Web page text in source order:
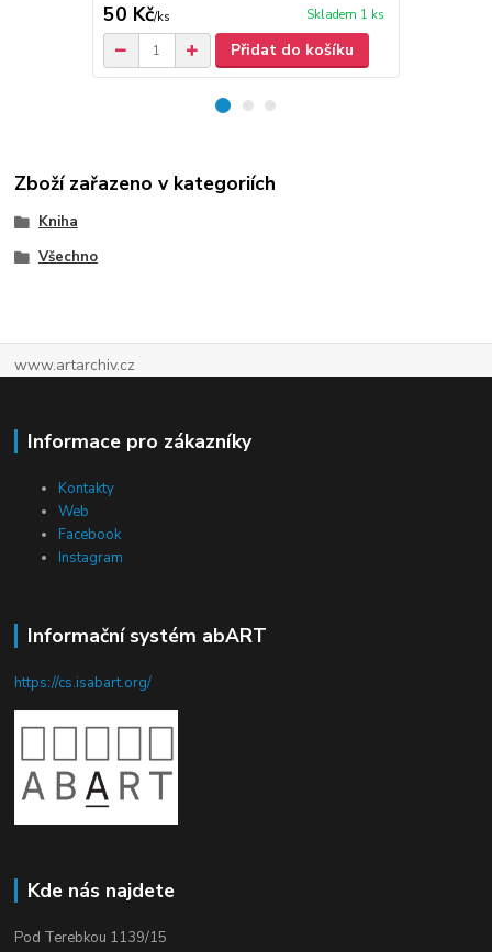
50 Kč/ks Skladem 1 ks
Přidat do košíku
Zboží zařazeno v kategoriích
Kniha
Všechno
www.artarchiv.cz
Informace pro zákazníky
Kontakty
Web
Facebook
Instagram
Informační systém abART
https://cs.isabart.org/
Kde nás najdete
Pod Terebkou 1139/15